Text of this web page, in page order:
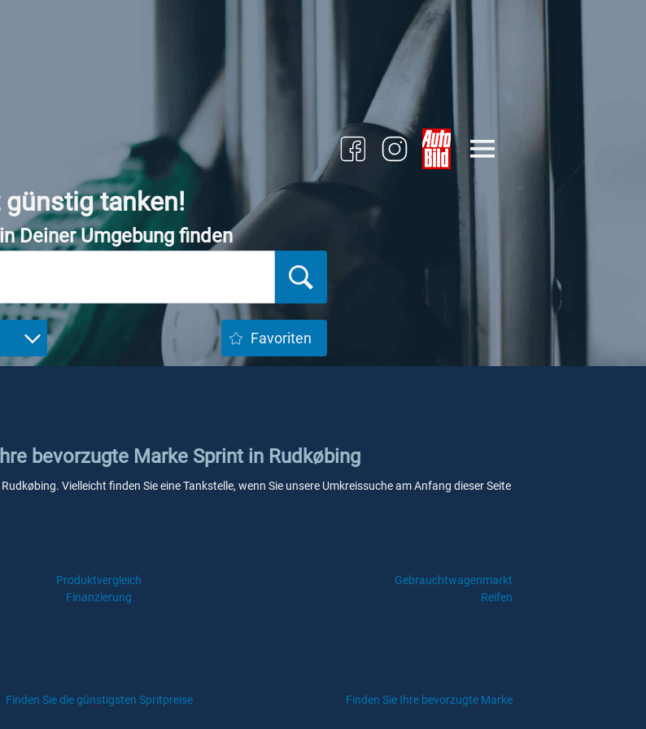
tanken!
Deiner Umgebung finden
Favoriten
bevorzugte Marke Sprint in Rudkøbing
Vielleicht finden Sie eine Tankstelle, wenn Sie unsere Umkreissuche am Anfang dieser Seite
Produktvergleich
Gebrauchtwagenmarkt
Finanzierung
Reifen
Finden Sie die günstigsten Spritpreise Finden Sie Ihre bevorzugte Marke